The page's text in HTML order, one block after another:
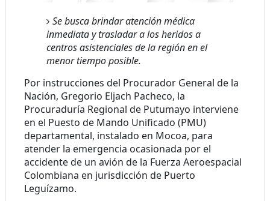
Se busca brindar atención médica
inmediata y trasladar a los heridos a
centros asistenciales de la región en el
menor tiempo posible.
Por instrucciones del Procurador General de la
Nación, Gregorio Eljach Pacheco, la
Procuraduría Regional de Putumayo interviene
en el Puesto de Mando Unificado (PMU)
departamental, instalado en Mocoa, para
atender la emergencia ocasionada por el
accidente de un avión de la Fuerza Aeroespacial
Colombiana en jurisdicción de Puerto
Leguízamo.